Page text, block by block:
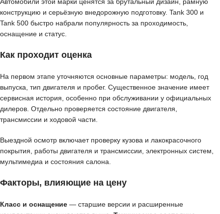
конструкцию и серьёзную внедорожную подготовку. Tank 300 и
Tank 500 быстро набрали популярность за проходимость,
оснащение и статус.
Как проходит оценка
На первом этапе уточняются основные параметры: модель, год
выпуска, тип двигателя и пробег. Существенное значение имеет
сервисная история, особенно при обслуживании у официальных
дилеров. Отдельно проверяется состояние двигателя,
трансмиссии и ходовой части.
Выездной осмотр включает проверку кузова и лакокрасочного
покрытия, работы двигателя и трансмиссии, электронных систем,
мультимедиа и состояния салона.
Факторы, влияющие на цену
Класс и оснащение — старшие версии и расширенные